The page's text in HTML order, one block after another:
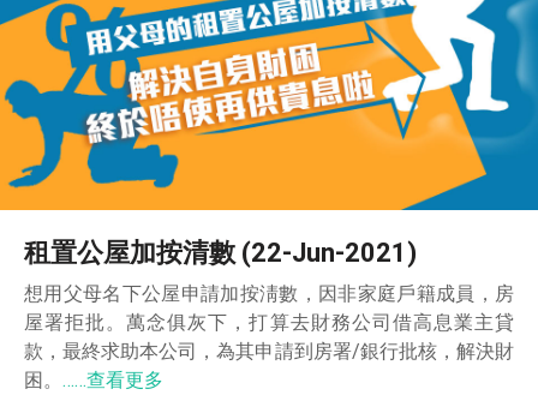
租置公屋加按清數 (22-Jun-2021)
想用父母名下公屋申請加按淸數，因非家庭戶籍成員，房
屋署拒批。萬念俱灰下，打算去財務公司借高息業主貸
款，最終求助本公司，為其申請到房署/銀行批核，解決財
困。 ……查看更多